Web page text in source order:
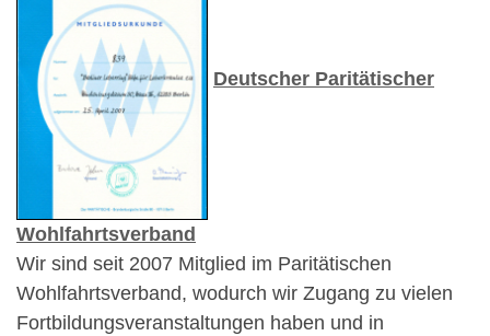
Deutscher Paritätischer
Wohlfahrtsverband
Wir sind seit 2007 Mitglied im Paritätischen
Wohlfahrtsverband, wodurch wir Zugang zu vielen
Fortbildungsveranstaltungen haben und in